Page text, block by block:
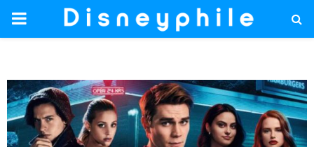
PRIMARY